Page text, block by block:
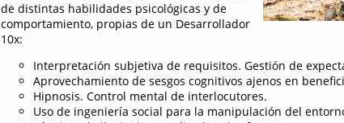
de distintas habilidades psicológicas y de
comportamiento, propias de un Desarrollador
10x:
Interpretación subjetiva de requisitos. Gestión de
Aprovechamiento de sesgos cognitivos ajenos en
Hipnosis. Control mental de interlocutores.
Uso de ingeniería social para la manipulación del